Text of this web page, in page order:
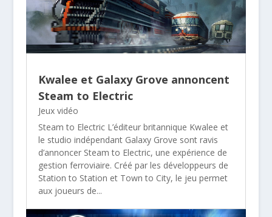
Kwalee et Galaxy Grove annoncent
Steam to Electric
Jeux vidéo
Steam to Electric L’éditeur britannique Kwalee et
le studio indépendant Galaxy Grove sont ravis
d’annoncer Steam to Electric, une expérience de
gestion ferroviaire. Créé par les développeurs de
Station to Station et Town to City, le jeu permet
aux joueurs de...